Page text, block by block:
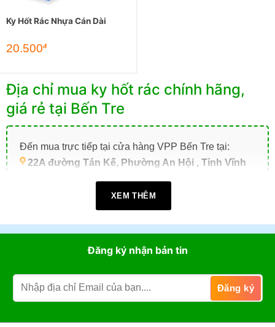
Ky Hốt Rác Nhựa Cán Dài
20.500đ
Địa chỉ mua ky hốt rác chính hãng,
giá rẻ tại Bến Tre
Đến mua trực tiếp tại cửa hàng VPP Bến Tre tại:
22A đường Tán Kế, Phường An Hội , Tỉnh Vĩnh
07h30 - 17h30(Từ: Thứ 2 đến Thứ 7,
Đặt mua online tại website https://vppbentre.vn
Đặt mua qua điện thoại:
0869.03.9090
096.339.3566
XEM THÊM
Đăng ký nhận bản tin